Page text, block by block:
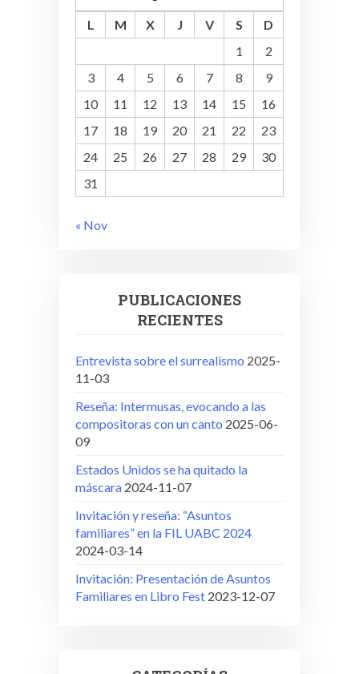
L M X J V S
D
1
2
3
4 5 6 7 8
9
10
11 12 13 14 15
16
17
18 19 20 21 22
23
24
25 26 27 28 29
30
31
« Nov
PUBLICACIONES
RECIENTES
Entrevista sobre el surrealismo 2025-
11-03
Reseña: Intermusas, evocando a las
compositoras con un canto 2025-06-
09
Estados Unidos se ha quitado la
máscara 2024-11-07
Invitación y reseña: “Asuntos
familiares” en la FIL UABC 2024
2024-03-14
Invitación: Presentación de Asuntos
Familiares en Libro Fest 2023-12-07